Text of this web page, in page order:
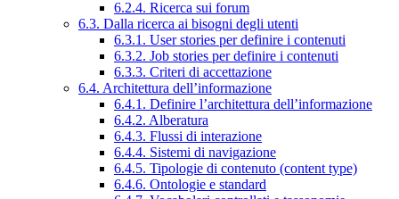
6.2.4. Ricerca sui forum
6.3. Dalla ricerca ai bisogni degli utenti
6.3.1. User stories per definire i contenuti
6.3.2. Job stories per definire i contenuti
6.3.3. Criteri di accettazione
6.4. Architettura dell’informazione
6.4.1. Definire l’architettura dell’informazione
6.4.2. Alberatura
6.4.3. Flussi di interazione
6.4.4. Sistemi di navigazione
6.4.5. Tipologie di contenuto (content type)
6.4.6. Ontologie e standard